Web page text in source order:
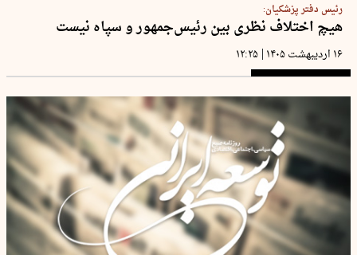
رئیس دفتر پزشکیان:
هیچ اختلاف نظری بین رئیس‌جمهور و سپاه نیست
۱۶ اردیبهشت ۱۴۰۵ | ۱۲:۲۵